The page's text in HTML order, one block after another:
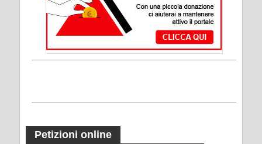
Petizioni online